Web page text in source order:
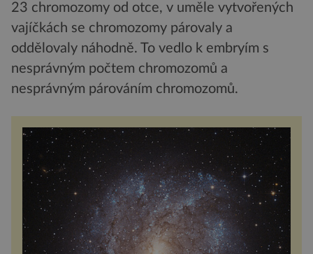
23 chromozomy od otce, v uměle vytvořených
vajíčkách se chromozomy párovaly a
oddělovaly náhodně. To vedlo k embryím s
nesprávným počtem chromozomů a
nesprávným párováním chromozomů.